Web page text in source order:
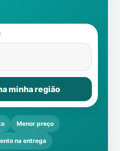
minha região
Menor preço
na entrega